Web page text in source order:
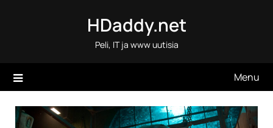
HDaddy.net
Peli, IT ja www uutisia
Menu